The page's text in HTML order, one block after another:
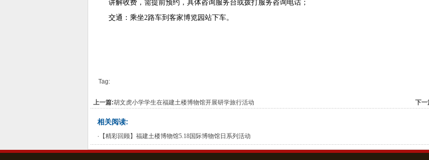
讲解收费，需提前预约，具体咨询服务台或拨打服务咨询电话；
交通：乘坐2路车到客家博览园站下车。
Tag:
上一篇:胡文虎小学学生在福建土楼博物馆开展研学旅行活动 下一
相关阅读:
· 【精彩回顾】福建土楼博物馆5.18国际博物馆日系列活动